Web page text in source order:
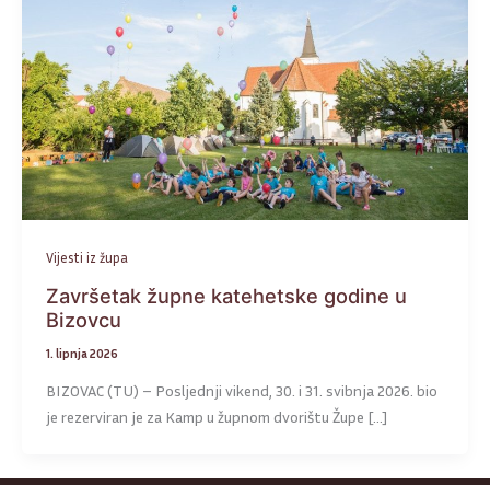
Vijesti iz župa
Završetak župne katehetske godine u
Bizovcu
1. lipnja 2026
BIZOVAC (TU) – Posljednji vikend, 30. i 31. svibnja 2026. bio
je rezerviran je za Kamp u župnom dvorištu Župe […]